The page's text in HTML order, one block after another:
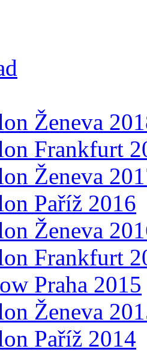
Ženeva
Frankfurt
Ženeva
Paříž 2016
Ženeva
Frankfurt
Praha 2015
Ženeva
Paříž 2014